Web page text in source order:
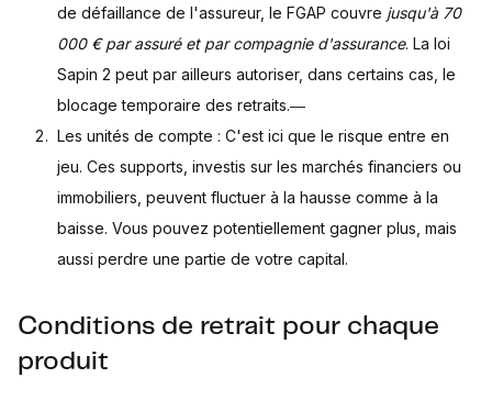
de défaillance de l'assureur, le FGAP couvre jusqu'à 70
000 € par assuré et par compagnie d'assurance. La loi
Sapin 2 peut par ailleurs autoriser, dans certains cas, le
blocage temporaire des retraits.―
Les unités de compte : C'est ici que le risque entre en
jeu. Ces supports, investis sur les marchés financiers ou
immobiliers, peuvent fluctuer à la hausse comme à la
baisse. Vous pouvez potentiellement gagner plus, mais
aussi perdre une partie de votre capital.
Conditions de retrait pour chaque
produit